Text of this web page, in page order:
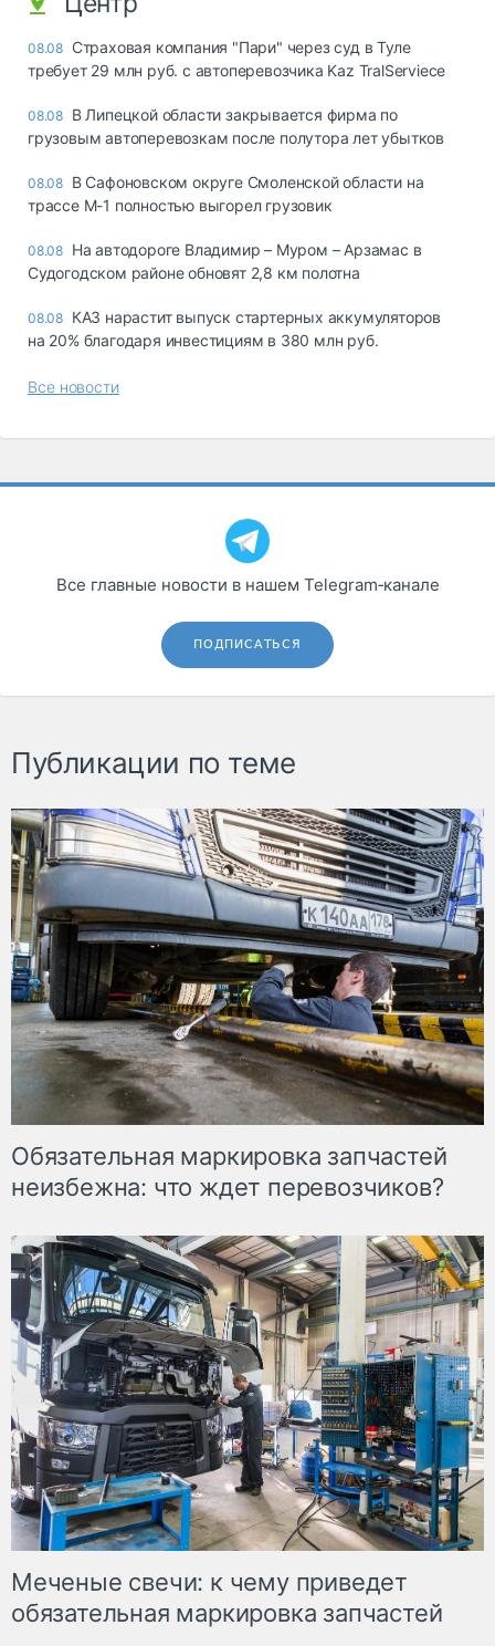
08.08 Страховая компания "Пари" через суд в Туле
требует 29 млн руб. с автоперевозчика Kaz TralServiece
08.08 В Липецкой области закрывается фирма по
грузовым автоперевозкам после полутора лет убытков
08.08 В Сафоновском округе Смоленской области на
трассе М-1 полностью выгорел грузовик
08.08 На автодороге Владимир – Муром – Арзамас в
Судогодском районе обновят 2,8 км полотна
08.08 КАЗ нарастит выпуск стартерных аккумуляторов
на 20% благодаря инвестициям в 380 млн руб.
Все новости
Все главные новости в нашем Telegram‑канале
ПОДПИСАТЬСЯ
Публикации по теме
Обязательная маркировка запчастей
неизбежна: что ждет перевозчиков?
Меченые свечи: к чему приведет
обязательная маркировка запчастей